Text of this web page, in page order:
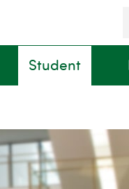
Student